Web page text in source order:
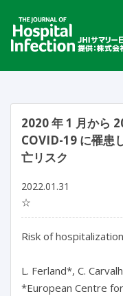
2020 年 1 月から
COVID-19 に罹患
亡リスク
2022.01.31
☆
Risk of
L. Ferland*, C.
*European Centre